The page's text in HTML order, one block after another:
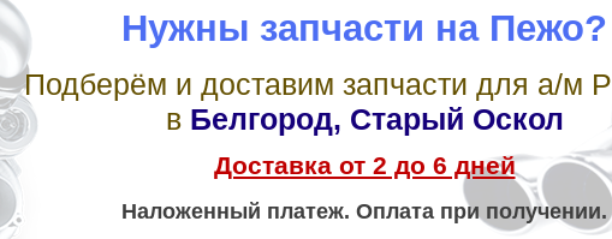
Нужны запчасти на Пежо?
Подберём и доставим запчасти для а/м
в Белгород, Старый Оскол
Доставка от 2 до 6 дней
Наложенный платеж. Оплата при получении.